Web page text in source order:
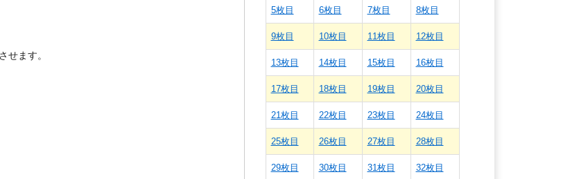
せます。
5枚目 6枚目 7枚目 8枚目
9枚目 10枚目 11枚目 12枚目
13枚目 14枚目 15枚目 16枚目
17枚目 18枚目 19枚目 20枚目
21枚目 22枚目 23枚目 24枚目
25枚目 26枚目 27枚目 28枚目
29枚目 30枚目 31枚目 32枚目